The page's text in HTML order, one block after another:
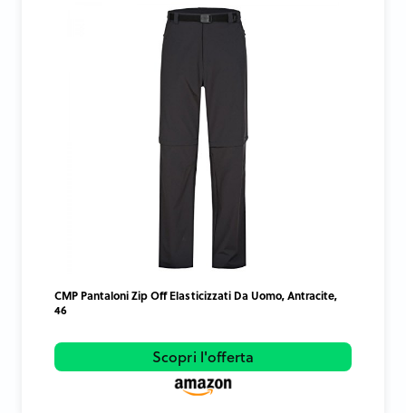
CMP Pantaloni Zip Off Elasticizzati Da Uomo, Antracite,
46
Scopri l'offerta